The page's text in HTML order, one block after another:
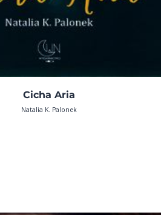
Cicha Aria
Natalia K. Palonek